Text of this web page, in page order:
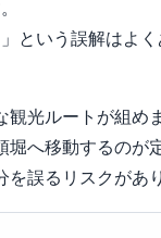
という誤解はよ
観光ルートが組め
へ移動するのが
を誤るリスクがあ